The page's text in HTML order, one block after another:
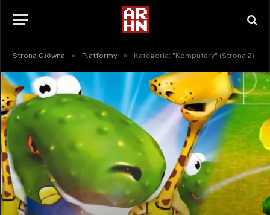
Strona Główna » Platformy » Kategoria: "Komputery" (Strona 2)